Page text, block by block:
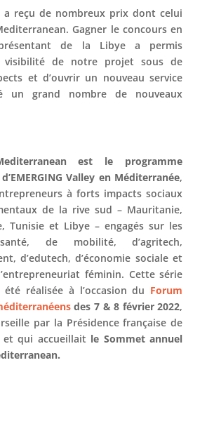
a reçu de nombreux prix dont celui
Gagner le concours en
de la Libye a permis
visibilité de notre projet sous de
et d’ouvrir un nouveau service
un grand nombre de nouveaux
est le programme
Valley en Méditerranée,
à forts impacts sociaux
de la rive sud – Mauritanie,
Tunisie et Libye – engagés sur les
santé, de mobilité, d’agritech,
d’edutech, d’économie sociale et
féminin. Cette série
été réalisée à l’occasion du Forum
des 7 & 8 février 2022,
par la Présidence française de
et qui accueillait le Sommet annuel